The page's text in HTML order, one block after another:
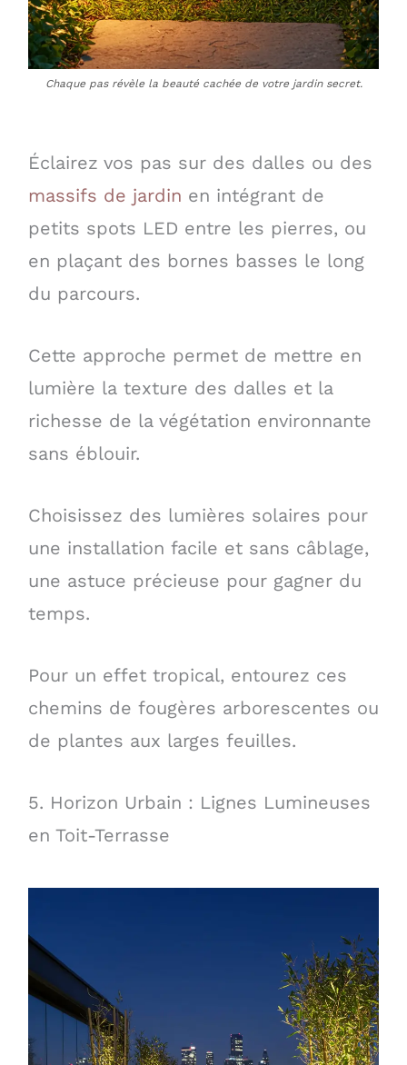
Chaque pas révèle la beauté cachée de votre jardin secret.
Éclairez vos pas sur des dalles ou des
massifs de jardin en intégrant de
petits spots LED entre les pierres, ou
en plaçant des bornes basses le long
du parcours.
Cette approche permet de mettre en
lumière la texture des dalles et la
richesse de la végétation environnante
sans éblouir.
Choisissez des lumières solaires pour
une installation facile et sans câblage,
une astuce précieuse pour gagner du
temps.
Pour un effet tropical, entourez ces
chemins de fougères arborescentes ou
de plantes aux larges feuilles.
5. Horizon Urbain : Lignes Lumineuses
en Toit-Terrasse